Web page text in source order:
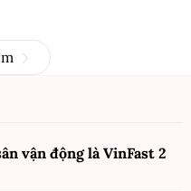
vận động là VinFast2